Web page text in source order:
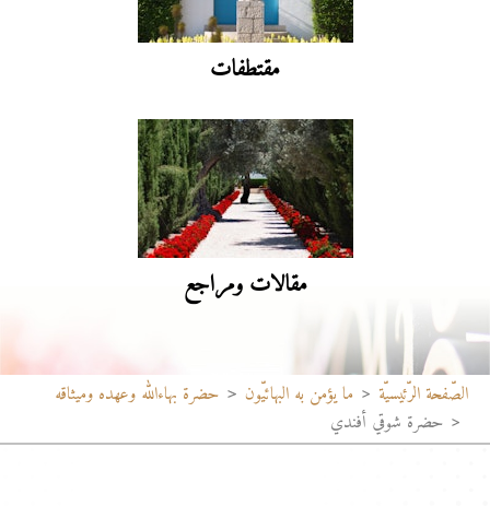
مقتطفات
مقالات ومراجع
الصّفحة الرّئيسيّة ما يؤمن به البهائيّون
حضرة بهاءاللّٰه وعهده وميثاقه
حضرة شوقي أفندي